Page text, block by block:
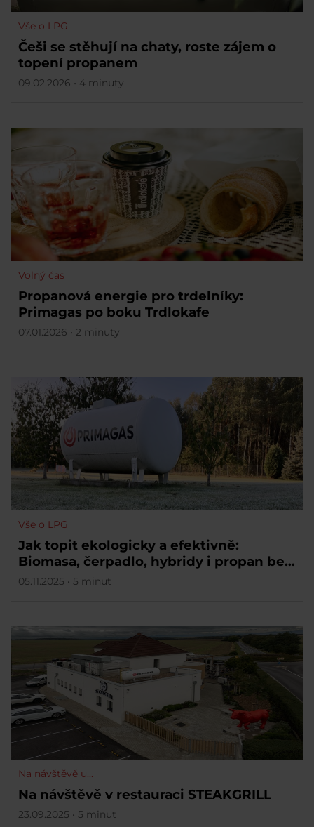
Vše o LPG
Češi se stěhují na chaty, roste zájem o
topení propanem
09.02.2026 • 4 minuty
Volný čas
Propanová energie pro trdelníky:
Primagas po boku Trdlokafe
07.01.2026 • 2 minuty
Vše o LPG
Jak topit ekologicky a efektivně:
Biomasa, čerpadlo, hybridy i propan bez
přípojky
05.11.2025 • 5 minut
Na návštěvě u...
Na návštěvě v restauraci STEAKGRILL
23.09.2025 • 5 minut